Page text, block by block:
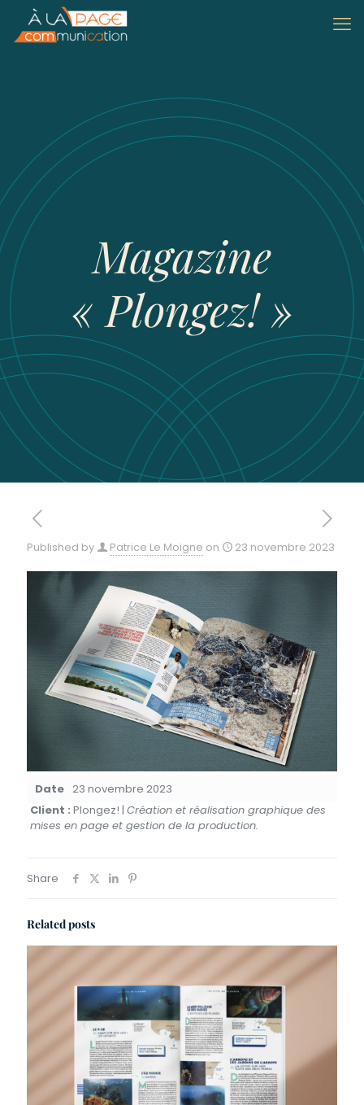
Magazine
« Plongez! »
Published by Patrice Le Moigne on 23 novembre 2023
Date 23 novembre 2023
Client : Plongez! | Création et réalisation graphique des
mises en page et gestion de la production.
Share
Related posts